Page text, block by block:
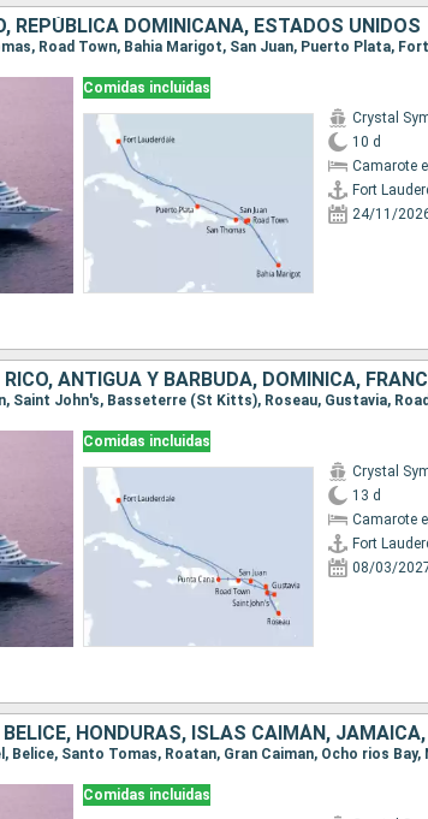
REPÚBLICA DOMINICANA, ESTADOS UNIDOS
Road Town, Bahia Marigot, San Juan, Puerto Plata,
Comidas incluidas
Crystal
10 d
Camarote
Fort
24/11/
Comidas incluidas
Crystal
13 d
Camarote
Fort
08/03/
Comidas incluidas